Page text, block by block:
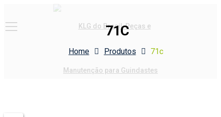
71C
Home Produtos 71c